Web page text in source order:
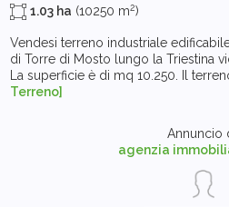
1.03 ha (10250 m2)
Vendesi terreno industriale
di Torre di Mosto lungo la Triestina
La superficie è di mq 10.250. Il
Terreno]
Annuncio
agenzia